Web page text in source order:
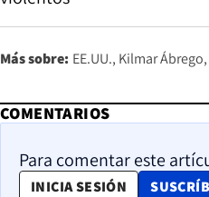
Más sobre: EE.UU. Kilmar Ábrego
COMENTARIOS
Para comentar este
INICIA SESIÓN OPENS